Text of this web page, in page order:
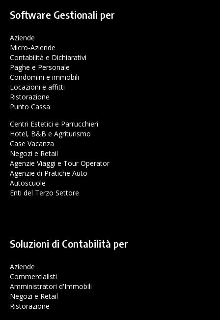
Software Gestionali per
Aziende
Micro-Aziende
Contabilità e Dichiarativi
Paghe e Personale
Condomini e immobili
Locazioni e affitti
Ristorazione
Punto Cassa
Centri Estetici e Parrucchieri
Hotel, B&B e Agriturismo
Case Vacanza
Negozi e Retail
Agenzie Viaggi e Tour Operator
Agenzie di Pratiche Auto
Autoscuole
Enti del Terzo Settore
Soluzioni di Contabilità per
Aziende
Commercialisti
Amministratori d'Immobili
Negozi e Retail
Ristorazione